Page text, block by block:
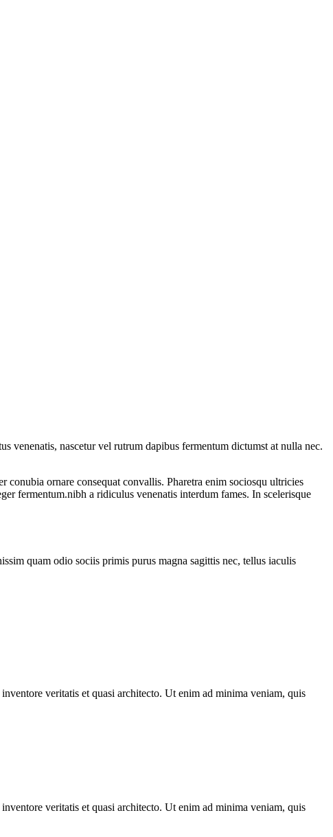
venenatis, nascetur vel rutrum dapibus fermentum dictumst at nulla nec.
conubia ornare consequat convallis. Pharetra enim sociosqu ultricies
fermentum.nibh a ridiculus venenatis interdum fames. In scelerisque
quam odio sociis primis purus magna sagittis nec, tellus iaculis
veritatis et quasi architecto. Ut enim ad minima veniam, quis
veritatis et quasi architecto. Ut enim ad minima veniam, quis